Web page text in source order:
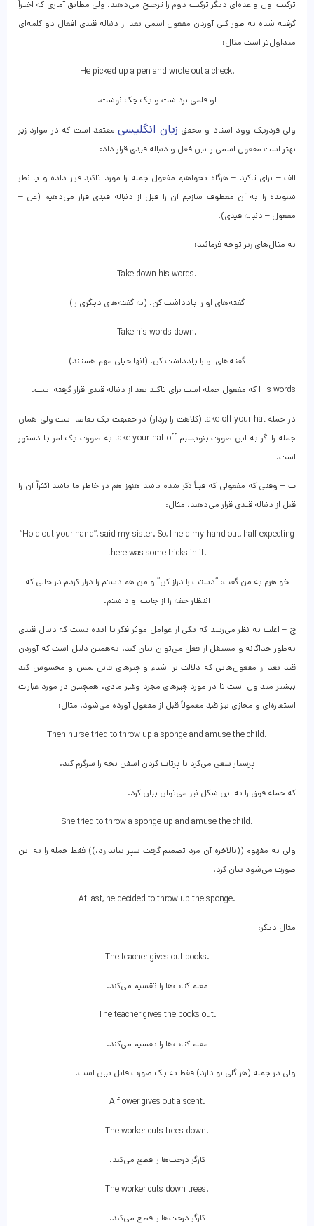
ترکیب اول و عده‌ای دیگر ترکیب دوم را ترجیح می‌دهند. ولی مطابق آماری که اخیراً
گرفته شده به طور کلی آوردن مفعول اسمی بعد از دنباله قیدی افعال دو کلمه‌ای
متداول‌تر است مثال:
He picked up a pen and wrote out a check.
او قلمی برداشت و یک چک نوشت.
ولی فردریک وود استاد و محقق زبان انگلیسیمعتقد است که در موارد زیر
بهتر است مفعول اسمی را بین فعل و دنباله قیدی قرار داد:
الف – برای تاکید – هرگاه بخواهیم مفعول جمله را مورد تاکید قرار داده و یا نظر
شنونده را به آن معطوف سازیم آن را قبل از دنباله قیدی قرار می‌دهیم (عل –
مفعول – دنباله قیدی).
به مثال‌های زیر توجه فرمائید:
Take down his words.
گفته‌های او را یادداشت کن. (نه گفته‌های دیگری را)
Take his words down.
گفته‌های او را یادداشت کن. (انها خیلی مهم هستند)
His words که مفعول جمله است برای تاکید بعد از دنباله قیدی قرار گرفته است.
در جمله take off your hat (کلاهت را بردار) در حقیقت یک تقاضا است ولی همان
جمله را اگر به این صورت بنویسیم take your hat off به صورت یک امر یا دستور
است.
ب – وقتی که مفعولی که قبلاً ذکر شده باشد هنوز هم در خاطر ما باشد اکثراً آن را
قبل از دنباله قیدی قرار می‌دهند، مثال:
“Hold out your hand”, said my sister. So, I held my hand out, half expecting
there was some tricks in it.
خواهرم به من گفت: “دستت را دراز کن” و من هم دستم را دراز کردم در حالی که
انتظار حقه را از جانب او داشتم.
ج – اغلب به نظر می‌رسد که یکی از عوامل موثر فکر یا ایده‌ایست که دنبال قیدی
به‌طور جداگانه و مستقل از فعل می‌توان بیان کند. به‌همین دلیل است که آوردن
قید بعد از مفعول‌هایی که دلالت بر اشیاء و چیزهای قابل لمس و محسوس کند
بیشتر متداول است تا در مورد چیزهای مجرد وغیر مادی. همچنین در مورد عبارات
استعاره‌ای و مجازی نیز قید معمولاً قبل از مفعول آورده می‌شود. مثال:
Then nurse tried to throw up a sponge and amuse the child.
پرستار سعی می‌کرد با پرتاب کردن اسفن بچه را سرگرم کند.
که جمله فوق را به این شکل نیز می‌توان بیان کرد.
She tried to throw a sponge up and amuse the child.
ولی به مفهوم ((بالاخره آن مرد تصمیم گرفت سپر بیاندازد.)) فقط جمله را به این
صورت می‌شود بیان کرد.
At last, he decided to throw up the sponge.
مثال دیگر:
The teacher gives out books.
معلم کتاب‌ها را تقسیم می‌کند.
The teacher gives the books out.
معلم کتاب‌ها را تقسیم می‌کند.
ولی در جمله (هر گلی بو دارد) فقط به یک صورت قابل بیان است.
A flower gives out a scent.
The worker cuts trees down.
کارگر درخت‌ها را قطع می‌کند.
The worker cuts down trees.
کارگر درخت‌ها را قطع می‌کند.